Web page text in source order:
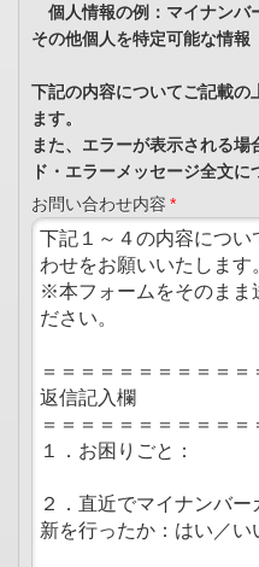
個人情報の例：マイナンバ
その他個人を特定可能な情報
下記の内容についてご記載の
ます。
また、エラーが表示される
ド・エラーメッセージ全文に
お問い合わせ内容 *